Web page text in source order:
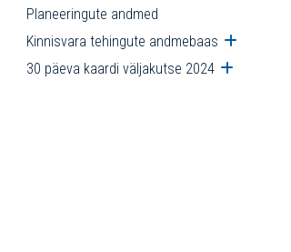
Planeeringute andmed
Kinnisvara tehingute andmebaas Ava
30 päeva kaardi väljakutse 2024 Ava